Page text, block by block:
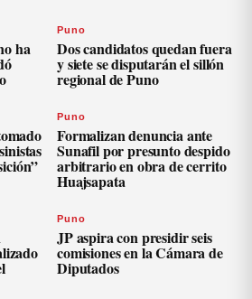
ha
Puno
Dos candidatos quedan fuera
y siete se disputarán el sillón
regional de Puno
Puno
Formalizan denuncia ante
Sunafil por presunto despido
arbitrario en obra de cerrito
Huajsapata
Puno
JP aspira con presidir seis
comisiones en la Cámara de
Diputados